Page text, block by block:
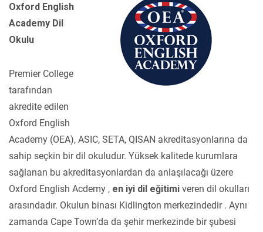
Oxford English
Academy Dil
Okulu
Premier College
tarafından
akredite edilen
Oxford English
Academy (OEA), ASIC, SETA, QISAN akreditasyonlarına da
sahip seçkin bir dil okuludur. Yüksek kalitede kurumlara
sağlanan bu akreditasyonlardan da anlaşılacağı üzere
Oxford English Acdemy , en iyi dil eğitimi veren dil okulları
arasındadır. Okulun binası Kidlington merkezindedir . Aynı
zamanda Cape Town’da da şehir merkezinde bir şubesi